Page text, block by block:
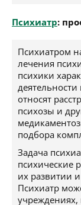
Психиатр:
Психиатром
лечения
психики
относят
психозы и
подбора
Задача
психические
их развитии
Психиатр
учреждениях,